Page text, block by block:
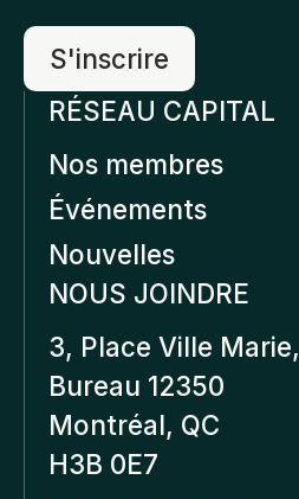
RÉSEAU CAPITAL
Nos membres
Événements
Nouvelles
NOUS JOINDRE
3, Place Ville Marie,
Bureau 12350
Montréal, QC
H3B 0E7